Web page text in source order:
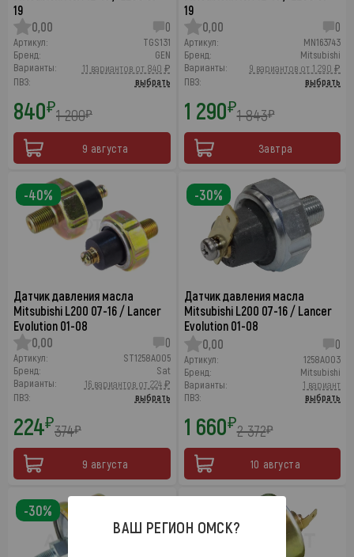
19
0,00
0
Артикул:
TGS131
Бренд:
GEN
Варианты:
11 вариантов от 840 ₽
ПВЗ:
выбрать
840₽1 200₽
9 августа
19
0,00
0
Артикул:
MN163743
Бренд:
Mitsubishi
Варианты:
9 вариантов от 1 290 ₽
ПВЗ:
выбрать
1 290₽1 843₽
Завтра
Датчик давления масла
Mitsubishi L200 07-16 / Lancer
Evolution 01-08
0,00
0
Артикул:
ST1258A005
Бренд:
Sat
Варианты:
16 вариантов от 224 ₽
ПВЗ:
выбрать
224₽374₽
9 августа
-40%
Датчик давления масла
Mitsubishi L200 07-16 / Lancer
Evolution 01-08
0,00
0
Артикул:
1258A003
Бренд:
Mitsubishi
Варианты:
1 вариант
ПВЗ:
выбрать
1 660₽2 372₽
10 августа
-30%
-30%
ВАШ РЕГИОН ОМСК?